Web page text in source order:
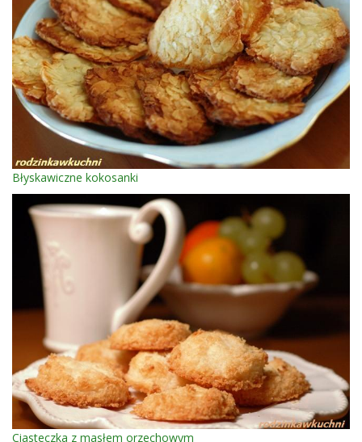
Błyskawiczne kokosanki
Ciasteczka z masłem orzechowym